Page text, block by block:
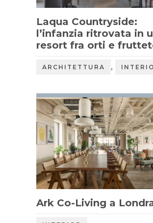
Laqua Countryside:
l’infanzia ritrovata in
resort fra orti e
ARCHITETTURA ,
Ark Co-Living a